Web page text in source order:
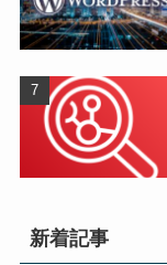
新着記事